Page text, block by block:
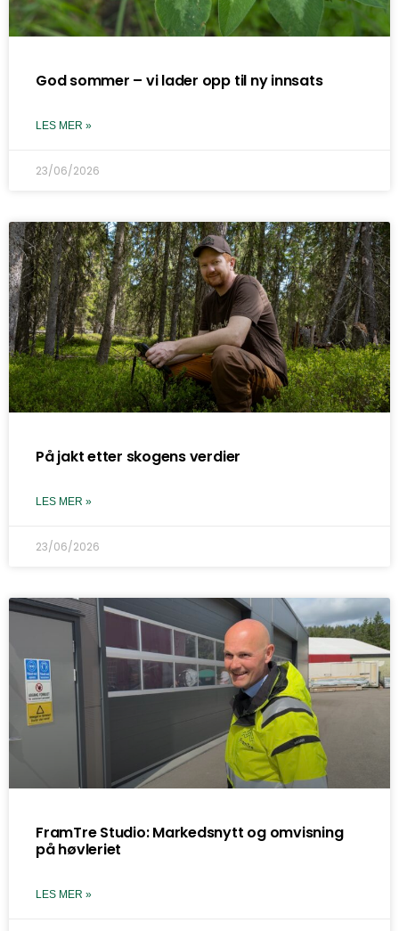
God sommer – vi lader opp til ny innsats
LES MER »
23/06/2026
På jakt etter skogens verdier
LES MER »
23/06/2026
FramTre Studio: Markedsnytt og omvisning
på høvleriet
LES MER »